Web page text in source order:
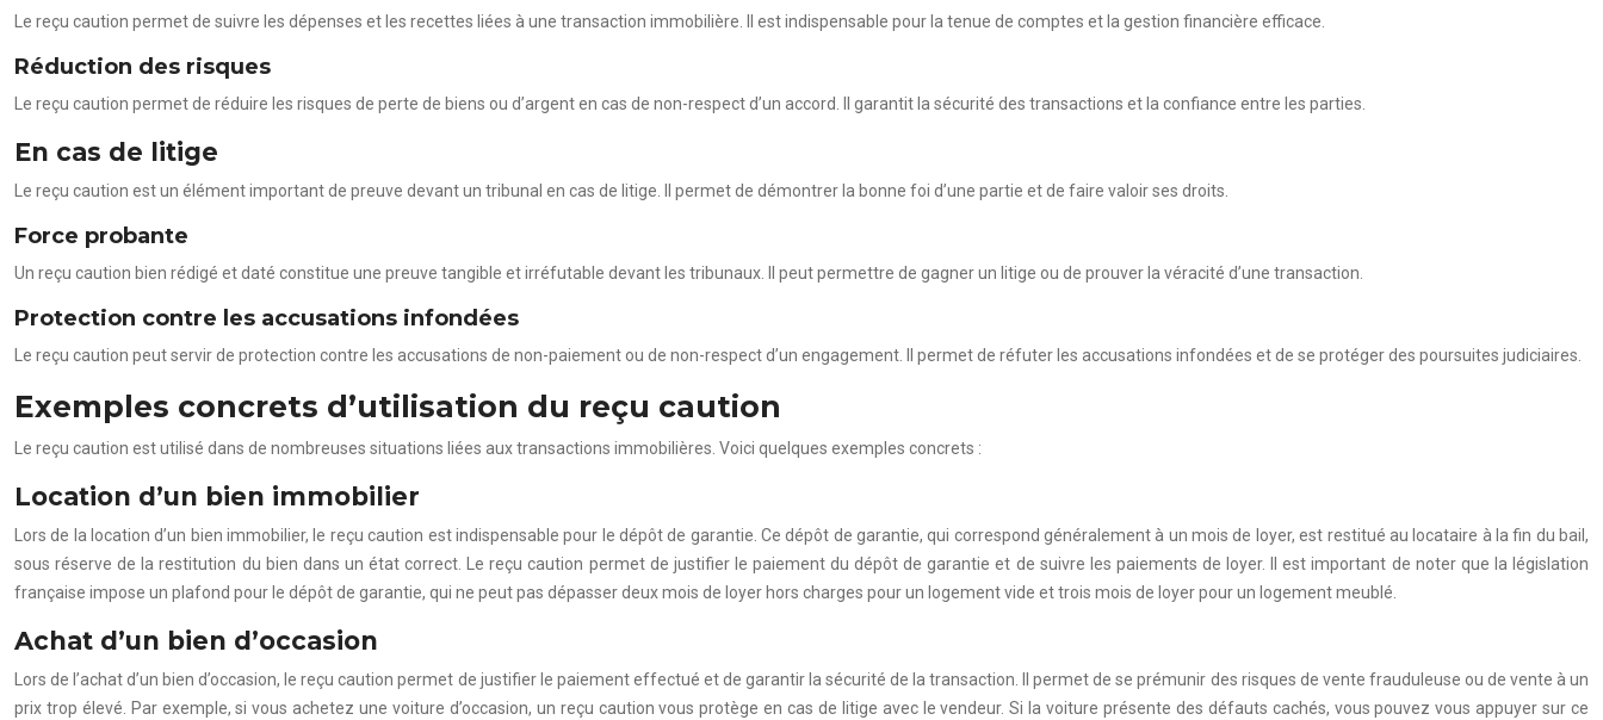
Le reçu caution permet de suivre les dépenses et les recettes liées à une transaction immobilière. Il est indispensable pour la tenue de comptes et la gestion financière efficace.
Réduction des risques
Le reçu caution permet de réduire les risques de perte de biens ou d’argent en cas de non-respect d’un accord. Il garantit la sécurité des transactions et la confiance entre les parties.
En cas de litige
Le reçu caution est un élément important de preuve devant un tribunal en cas de litige. Il permet de démontrer la bonne foi d’une partie et de faire valoir ses droits.
Force probante
Un reçu caution bien rédigé et daté constitue une preuve tangible et irréfutable devant les tribunaux. Il peut permettre de gagner un litige ou de prouver la véracité d’une transaction.
Protection contre les accusations infondées
Le reçu caution peut servir de protection contre les accusations de non-paiement ou de non-respect d’un engagement. Il permet de réfuter les accusations infondées et de se protéger des poursuites judiciaires.
Exemples concrets d’utilisation du reçu caution
Le reçu caution est utilisé dans de nombreuses situations liées aux transactions immobilières. Voici quelques exemples concrets :
Location d’un bien immobilier
Lors de la location d’un bien immobilier, le reçu caution est indispensable pour le dépôt de garantie. Ce dépôt de garantie, qui correspond généralement à un mois de loyer, est restitué au locataire à la fin du bail,
sous réserve de la restitution du bien dans un état correct. Le reçu caution permet de justifier le paiement du dépôt de garantie et de suivre les paiements de loyer. Il est important de noter que la législation
française impose un plafond pour le dépôt de garantie, qui ne peut pas dépasser deux mois de loyer hors charges pour un logement vide et trois mois de loyer pour un logement meublé.
Achat d’un bien d’occasion
Lors de l’achat d’un bien d’occasion, le reçu caution permet de justifier le paiement effectué et de garantir la sécurité de la transaction. Il permet de se prémunir des risques de vente frauduleuse ou de vente à un
prix trop élevé. Par exemple, si vous achetez une voiture d’occasion, un reçu caution vous protège en cas de litige avec le vendeur. Si la voiture présente des défauts cachés, vous pouvez vous appuyer sur ce